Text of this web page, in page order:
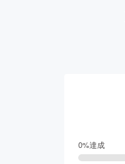
0%達成